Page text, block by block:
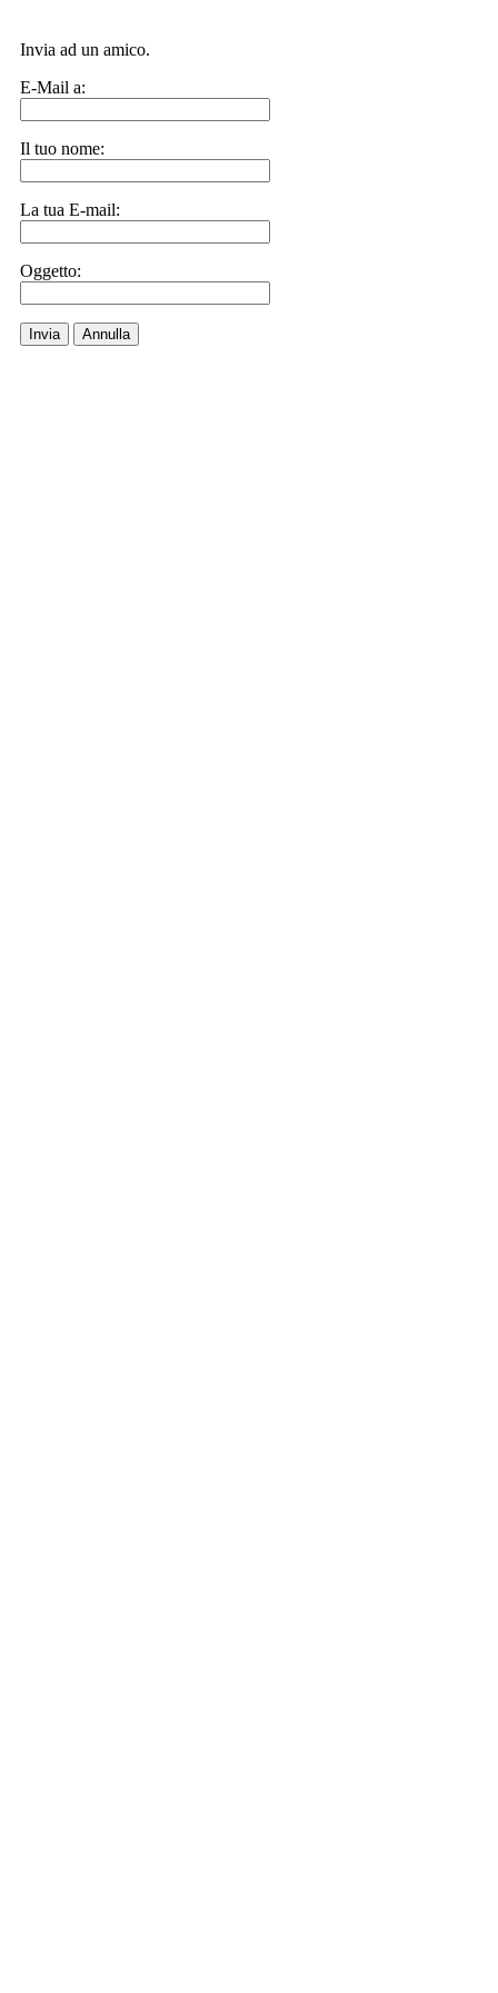
Invia ad un amico.
E-Mail a:
Il tuo nome:
La tua E-mail:
Oggetto:
Invia Annulla